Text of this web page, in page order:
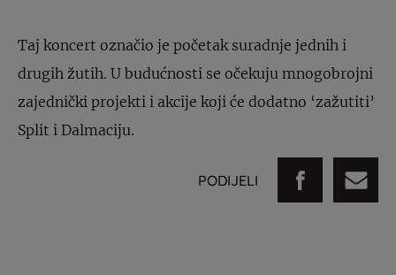
Taj koncert označio je početak suradnje jednih i
drugih žutih. U budućnosti se očekuju mnogobrojni
zajednički projekti i akcije koji će dodatno ‘zažutiti’
Split i Dalmaciju.
PODIJELI